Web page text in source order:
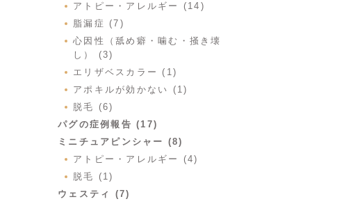
アトピー・アレルギー (14)
脂漏症 (7)
心因性（舐め癖・噛む・掻き壊
し） (3)
エリザベスカラー (1)
アポキルが効かない (1)
脱毛 (6)
パグの症例報告 (17)
ミニチュアピンシャー (8)
アトピー・アレルギー (4)
脱毛 (1)
ウェスティ (7)